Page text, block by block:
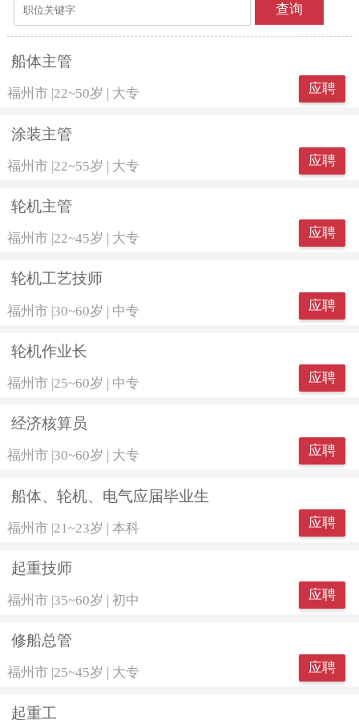
查询
船体主管
福州市 22~50岁 大专 应聘
涂装主管
福州市 |22~55岁 | 大专 应聘
轮机主管
福州市 22~45岁 大专 应聘
轮机工艺技师
福州市 |30~60岁 | 中专 应聘
轮机作业长
福州市 |25~60岁 | 中专 应聘
经济核算员
福州市 30~60岁 大专 应聘
船体、轮机、电气应届毕业生
福州市 |21~23岁 | 本科 应聘
起重技师
福州市 |35~60岁 | 初中 应聘
修船总管
福州市 25~45岁 大专 应聘
起重工